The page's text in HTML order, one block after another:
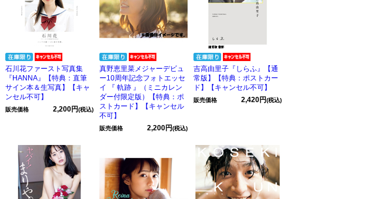
石川花ファースト写真集
『HANNA』【特典：直筆
サイン本＆生写真】【キャ
ンセル不可】
販売価格 2,200円(税込)
真野恵里菜メジャーデビュ
ー10周年記念フォトエッセ
イ 『 軌跡 』（ミニカレン
ダー付限定版）【特典：ポ
ストカード】【キャンセル
不可】
販売価格 2,200円(税込)
吉高由里子『しらふ』【通
常版】【特典：ポストカー
ド】【キャンセル不可】
販売価格 2,420円(税込)